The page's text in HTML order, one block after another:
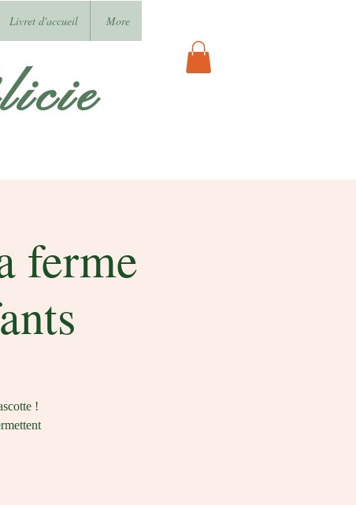
Livret d'accueil More
ferme
!